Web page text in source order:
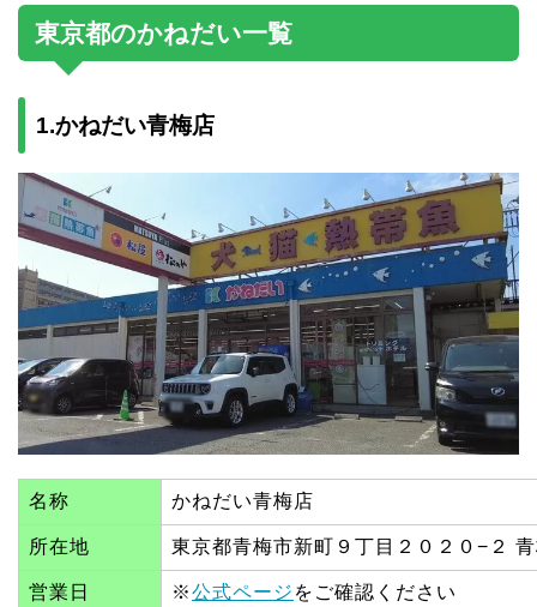
東京都のかねだい一覧
1.かねだい青梅店
名称 かねだい青梅店
所在地 東京都青梅市新町９丁目２０２０−２
営業日 ※公式ページ をご確認ください